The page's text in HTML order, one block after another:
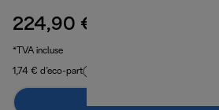
224,90 € prix
*TVA incluse
1,74 € d’eco-part